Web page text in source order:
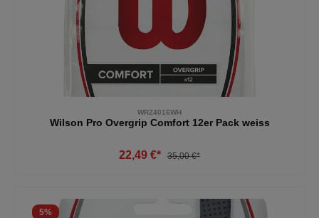
WRZ4016WH
Wilson Pro Overgrip Comfort 12er Pack weiss
22,49 €* 35,00 €*
5%